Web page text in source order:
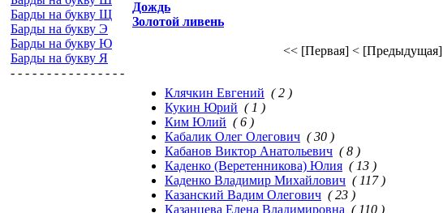
Барды на букву Щ
Барды на букву Э
Барды на букву Ю
Барды на букву Я
- - - - - - - - - - - - - - - -
Дождь
Золотой ливень
<< [Первая] < [Предыдущая]
Клячкин Евгений ( 2 )
Кукин Юрий ( 1 )
Ким Юлий ( 6 )
Кабалик Олег Олегович ( 30 )
Кабанов Виктор Анатольевич ( 8 )
Каденко (Веретенникова) Юлия ( 13 )
Каденко Владимир Михайлович ( 117 )
Казанский Вадим Олегович ( 23 )
Казанцева Елена Владимировна ( 110 )